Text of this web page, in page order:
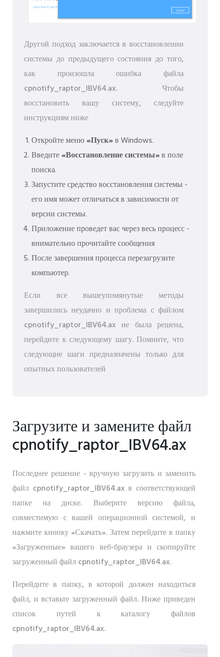
Другой подход заключается в восстановлении
системы до предыдущего состояния до того,
как произошла ошибка файла
cpnotify_raptor_IBV64.ax. Чтобы
восстановить вашу систему, следуйте
инструкциям ниже
Откройте меню«Пуск»в Windows.
Введите«Восстановление системы»в поле
поиска.
Запустите средство восстановления системы -
его имя может отличаться в зависимости от
версии системы.
Приложение проведет вас через весь процесс -
внимательно прочитайте сообщения
После завершения процесса перезагрузите
компьютер.
Если все вышеупомянутые методы
завершились неудачно и проблема с файлом
cpnotify_raptor_IBV64.ax не была решена,
перейдите к следующему шагу. Помните, что
следующие шаги предназначены только для
опытных пользователей
Загрузите и замените файл
cpnotify_raptor_IBV64.ax
Последнее решение - вручную загрузить и заменить
файл cpnotify_raptor_IBV64.ax в соответствующей
папке на диске. Выберите версию файла,
совместимую с вашей операционной системой, и
нажмите кнопку «Скачать». Затем перейдите в папку
«Загруженные» вашего веб-браузера и скопируйте
загруженный файл cpnotify_raptor_IBV64.ax.
Перейдите в папку, в которой должен находиться
файл, и вставьте загруженный файл. Ниже приведен
список путей к каталогу файлов
cpnotify_raptor_IBV64.ax.